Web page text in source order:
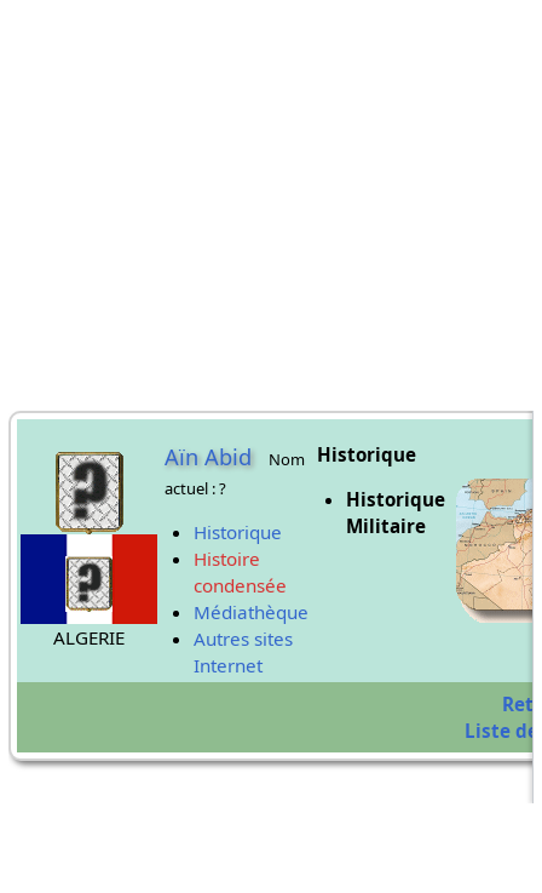
ALGERIE
Aïn Abid
Nom
actuel : ?
Historique
Histoire
condensée
Médiathèque
Autres sites
Internet
Historique
Historique
Militaire
Liste